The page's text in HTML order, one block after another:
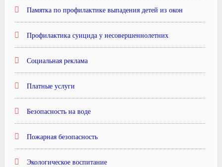
Памятка по профилактике выпадения детей из окон
Профилактика суицида у несовершеннолетних
Социальная реклама
Платные услуги
Безопасность на воде
Пожарная безопасность
Экологическое воспитание